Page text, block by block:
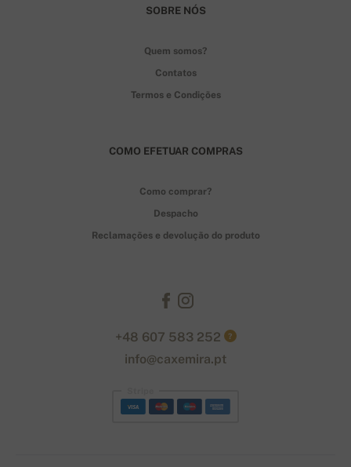
SOBRE NÓS
Quem somos?
Contatos
Termos e Condições
COMO EFETUAR COMPRAS
Como comprar?
Despacho
Reclamações e devolução do produto
+48 607 583 252 ?
info@caxemira.pt